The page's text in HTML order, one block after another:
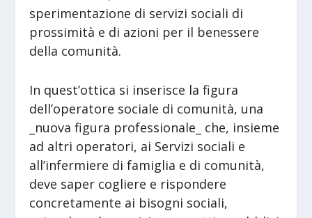
sperimentazione di servizi sociali di
prossimità e di azioni per il benessere
della comunità.
In quest’ottica si inserisce la figura
dell’operatore sociale di comunità, una
_nuova figura professionale_ che, insieme
ad altri operatori, ai Servizi sociali e
all’infermiere di famiglia e di comunità,
deve saper cogliere e rispondere
concretamente ai bisogni sociali,